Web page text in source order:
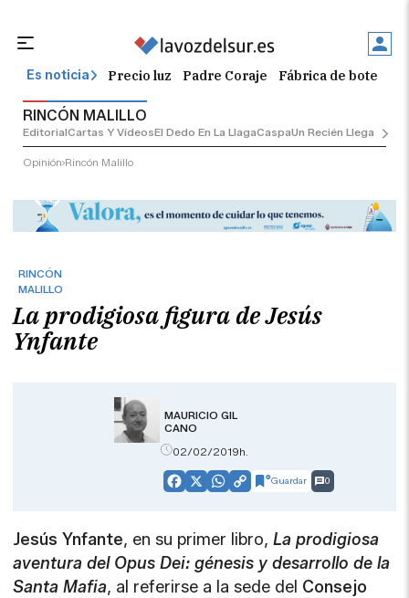
Es noticia Precio luz Padre Coraje Fábrica de botellas
RINCÓN MALILLO
EditorialCartas Y VídeosEl Dedo En La LlagaCaspaUn Recién Llegado
Opinión Rincón Malillo
RINCÓN
MALILLO
La prodigiosa figura de Jesús
Ynfante
MAURICIO GIL
CANO
02/02/2019h.
Facebook
X WhatsApp
CopyGuardar 0
Jesús Ynfante, en su primer libro, La prodigiosa
aventura del Opus Dei: génesis y desarrollo de la
Santa Mafia, al referirse a la sede del Consejo